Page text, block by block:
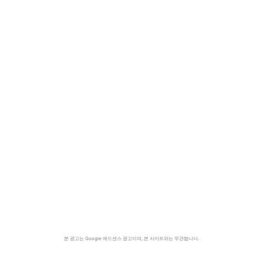
본 광고는 Google 애드센스 광고이며, 본 사이트와는 무관합니다.